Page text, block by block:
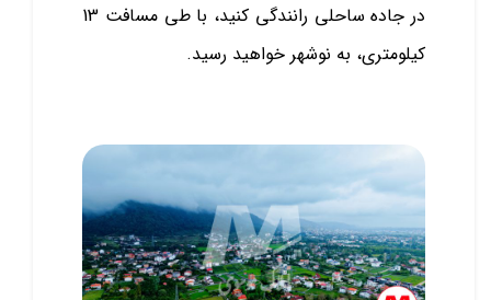
در جاده ساحلی رانندگی کنید، با طی مسافت 13
کیلومتری، به نوشهر خواهید رسید.